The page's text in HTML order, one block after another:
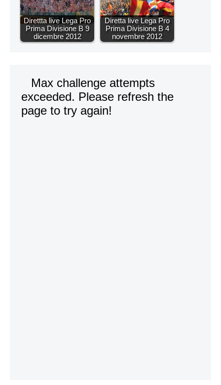
Direttta live Lega Pro
Prima Divisione B 9
dicembre 2012
Diretta live Lega Pro
Prima Divisione B 4
novembre 2012